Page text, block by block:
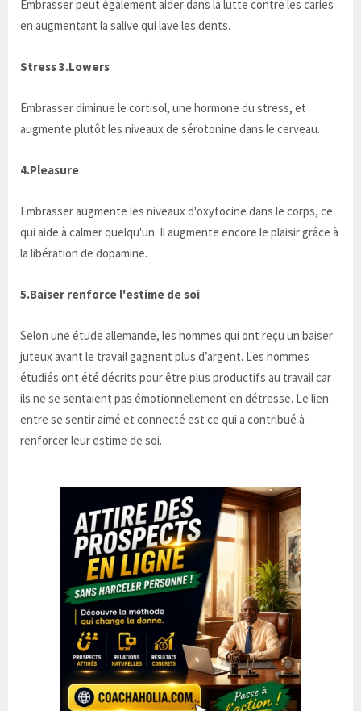
Embrasser peut également aider dans la lutte contre les caries
en augmentant la salive qui lave les dents.
Stress 3.Lowers
Embrasser diminue le cortisol, une hormone du stress, et
augmente plutôt les niveaux de sérotonine dans le cerveau.
4.Pleasure
Embrasser augmente les niveaux d'oxytocine dans le corps, ce
qui aide à calmer quelqu'un. Il augmente encore le plaisir grâce à
la libération de dopamine.
5.Baiser renforce l'estime de soi
Selon une étude allemande, les hommes qui ont reçu un baiser
juteux avant le travail gagnent plus d’argent. Les hommes
étudiés ont été décrits pour être plus productifs au travail car
ils ne se sentaient pas émotionnellement en détresse. Le lien
entre se sentir aimé et connecté est ce qui a contribué à
renforcer leur estime de soi.